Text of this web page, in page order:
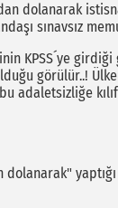
dolanarak
sınavsız
KPSS´ye
görülür..!
adaletsizliğe